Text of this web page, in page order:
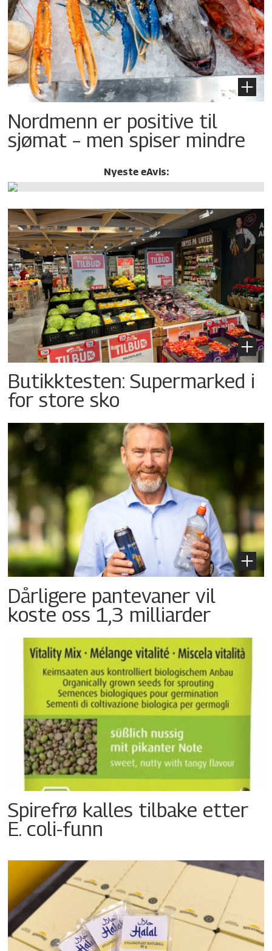
Nordmenn er positive til
sjømat – men spiser mindre
Nyeste eAvis:
Butikktesten: Supermarked i
for store sko
Dårligere pantevaner vil
koste oss 1,3 milliarder
Spirefrø kalles tilbake etter
E. coli-funn